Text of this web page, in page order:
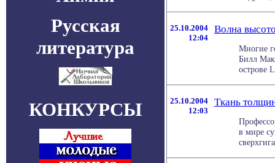
Русская
литература
КОНКУРСЫ
25.10.2004
12:04
Волна
Многие
Билл
острове
25.10.2004
12:03
Ткань
в мире